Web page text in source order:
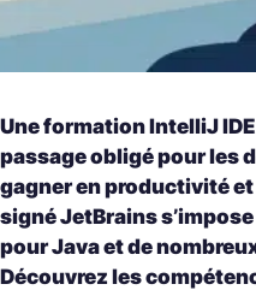
Une formation IntelliJ
passage obligé pour les
gagner en productivité et
signé JetBrains
pour Java et de
Découvrez les